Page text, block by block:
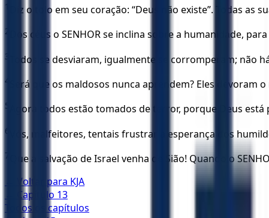
1 Diz o tolo em seu coração: “Deus não existe”. Todas
2 Dos céus o SENHOR se inclina sobre a humanidade,
3 Todos se desviaram, igualmente se corromperam; não
4 Será que os maldosos nunca aprendem? Eles devoram
5 Agora todos estão tomados de terror, porque Deus
6 Vós, malfeitores, tentais frustrar a esperança dos
7
Que a salvação de Israel venha de Sião! Quando o
← Voltar para KJA
← Capítulo 13
Todos os capítulos